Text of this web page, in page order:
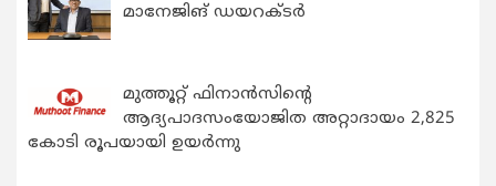
മാനേജിങ് ഡയറക്ടർ
മുത്തൂറ്റ് ഫിനാൻസിന്റെ
ആദ്യപാദസംയോജിത അറ്റാദായം 2,825
കോടി രൂപയായി ഉയർന്നു